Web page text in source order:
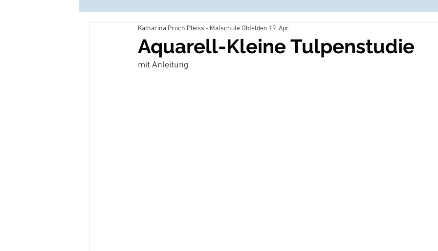
Aquarell-Kleine Tulpenstudie
Katharina Proch Pleiss - Malschule Obfelden 19. Apr.
mit Anleitung